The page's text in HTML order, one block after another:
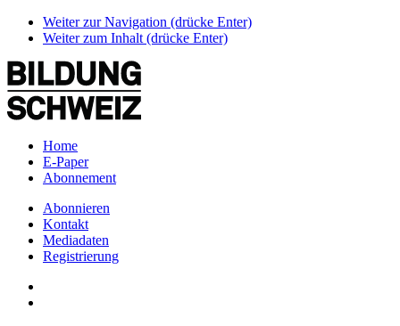
Weiter zur Navigation (drücke Enter)
Weiter zum Inhalt (drücke Enter)
Home
E-Paper
Abonnement
Abonnieren
Kontakt
Mediadaten
Registrierung